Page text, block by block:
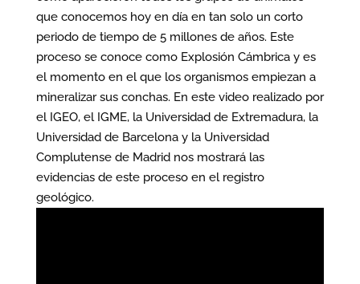
que conocemos hoy en día en tan solo un corto
periodo de tiempo de 5 millones de años. Este
proceso se conoce como Explosión Cámbrica y es
el momento en el que los organismos empiezan a
mineralizar sus conchas. En este video realizado por
el IGEO, el IGME, la Universidad de Extremadura, la
Universidad de Barcelona y la Universidad
Complutense de Madrid nos mostrará las
evidencias de este proceso en el registro
geológico.